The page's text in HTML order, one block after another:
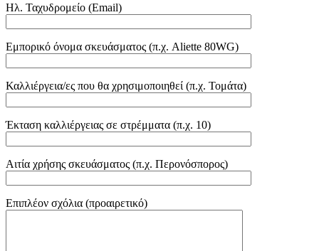
Ηλ. Ταχυδρομείο (Email)
Εμπορικό όνομα σκευάσματος (π.χ. Aliette 80WG)
Καλλιέργεια/ες που θα χρησιμοποιηθεί (π.χ. Τομάτα)
Έκταση καλλιέργειας σε στρέμματα (π.χ. 10)
Αιτία χρήσης σκευάσματος (π.χ. Περονόσπορος)
Επιπλέον σχόλια (προαιρετικό)